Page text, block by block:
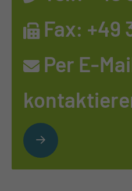
Fax: +49
Per E-